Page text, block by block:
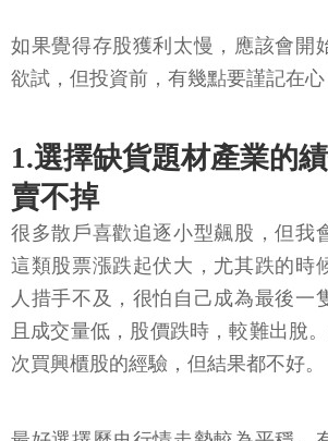
如果覺得存股獲利太慢，應該會開
欲試，但投資前，有幾點要謹記在心
1.選擇缺貨題材產業的
賣不掉
很多散戶喜歡追逐小型飆股，但我
這類股票漲跌起伏大，尤其跌的時
人措手不及，很怕自己成為最後一
且成交量低，股價跌時，較難出脫
次買興櫃股的經驗，但結果都不好。